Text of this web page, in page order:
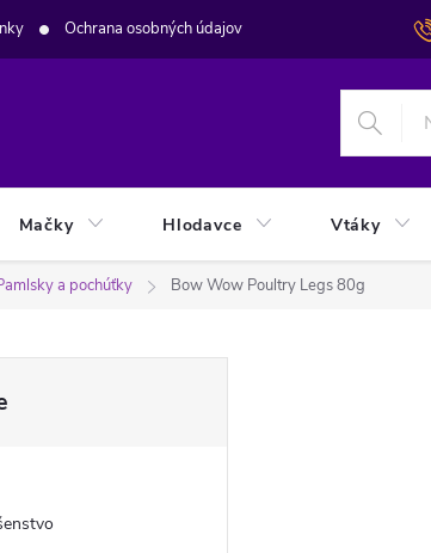
Ochrana osobných údajov
Mačky Hlodavce Vtáky
a pochúťky Bow Wow Poultry Legs 80g